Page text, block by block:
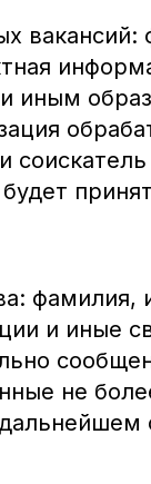
вакансий:
иным
фамилия,
и иные
не